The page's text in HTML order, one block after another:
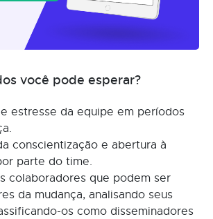
você pode esperar?
estresse da equipe em períodos
conscientização e abertura à
parte do time.
colaboradores que podem ser
da mudança, analisando seus
os como disseminadores